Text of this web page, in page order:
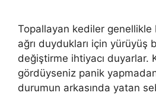
Topallayan kediler genellikle
ağrı duydukları için yürüyüş
değiştirme ihtiyacı duyarlar.
gördüyseniz panik
durumun arkasında yatan